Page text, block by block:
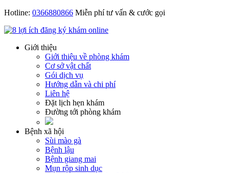
Hotline: 0366880866 Miễn phí tư vấn & cước gọi
Giới thiệu
Giới thiệu về phòng khám
Cơ sở vật chất
Gói dịch vụ
Hướng dẫn và chi phí
Liên hệ
Đặt lịch hẹn khám
Đường tới phòng khám
Bệnh xã hội
Sùi mào gà
Bệnh lậu
Bệnh giang mai
Mụn rộp sinh dục